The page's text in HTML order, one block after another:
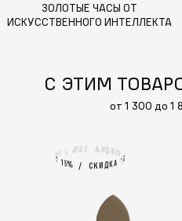
ЗОЛОТЫЕ ЧАСЫ ОТ
ИСКУССТВЕННОГО ИНТЕЛЛЕКТА
С ЭТИМ
от 1 300 до 1
СКИДКА 15%
С
К
И
Д
К
А
1
5
%
/
С
К
ИА 15% /